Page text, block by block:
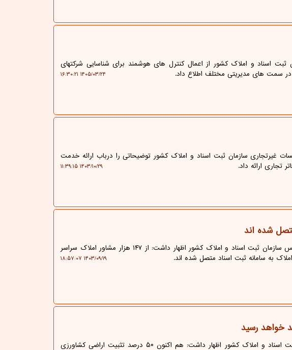
اسناد و املاک کشور از اعمال کنترل های هوشمند برای شناسایی شرکتهای
سمت های مدیریتی مختلف اطلاع داد.
۱۴۰۵/۰۳/۲۴ ۱۶:۳۰:۲۱
غیرتجاری سازمان ثبت اسناد و املاک کشور توضیحاتی را درباب ارائه خدمت
تجاری ارائه داد.
۱۴۰۳/۱۰/۲۹ ۱۱:۳۹:۱۵
حقوق و قضا: به گزارش حقوق و قضا، رئیس سازمان ثبت اسناد و املاک کشور اظهار داشت: از ۱۴۷ هزار مشاور املاک سراسر
۱۴۰۳/۰۹/۱۹ ۱۸:۵۷:۰۷
به گزارش حقوق و قضا، رئیس سازمان ثبت اسناد و املاک کشور اظهار داشت: هم اکنون ۵۰ درصد تثبیت اراضی کشاورزی